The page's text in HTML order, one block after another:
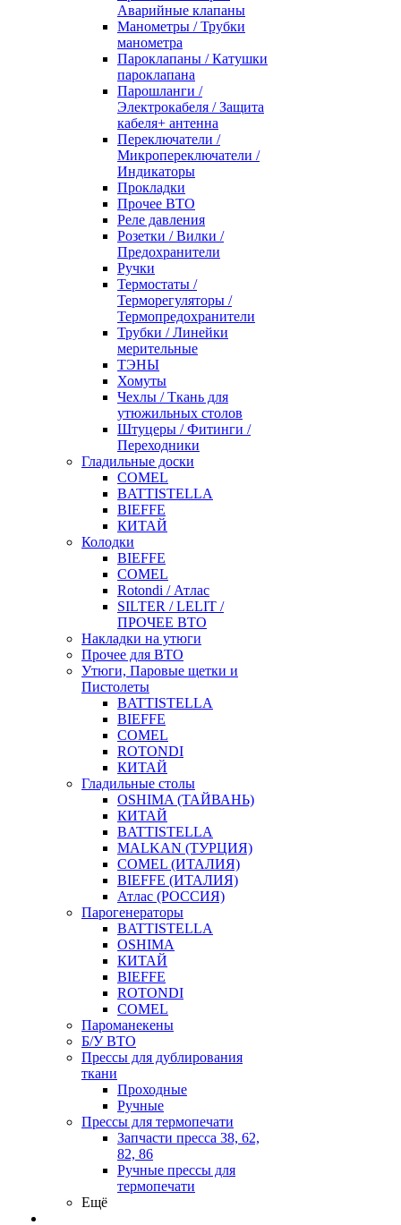
Аварийные клапаны
Манометры / Трубки
манометра
Пароклапаны / Катушки
пароклапана
Парошланги /
Электрокабеля / Защита
кабеля+ антенна
Переключатели /
Микропереключатели /
Индикаторы
Прокладки
Прочее ВТО
Реле давления
Розетки / Вилки /
Предохранители
Ручки
Термостаты /
Терморегуляторы /
Термопредохранители
Трубки / Линейки
мерительные
ТЭНЫ
Хомуты
Чехлы / Ткань для
утюжильных столов
Штуцеры / Фитинги /
Переходники
Гладильные доски
COMEL
BATTISTELLA
BIEFFE
КИТАЙ
Колодки
BIEFFE
COMEL
Rotondi / Атлас
SILTER / LELIT /
ПРОЧЕЕ ВТО
Накладки на утюги
Прочее для ВТО
Утюги, Паровые щетки и
Пистолеты
BATTISTELLA
BIEFFE
COMEL
ROTONDI
КИТАЙ
Гладильные столы
OSHIMA (ТАЙВАНЬ)
КИТАЙ
BATTISTELLA
MALKAN (ТУРЦИЯ)
COMEL (ИТАЛИЯ)
BIEFFE (ИТАЛИЯ)
Атлас (РОССИЯ)
Парогенераторы
BATTISTELLA
OSHIMA
КИТАЙ
BIEFFE
ROTONDI
COMEL
Пароманекены
Б/У ВТО
Прессы для дублирования
ткани
Проходные
Ручные
Прессы для термопечати
Запчасти пресса 38, 62,
82, 86
Ручные прессы для
термопечати
Ещё